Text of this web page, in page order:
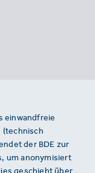
einwandfreie
(technisch
der BDE zur
um anonymisiert
geschieht über